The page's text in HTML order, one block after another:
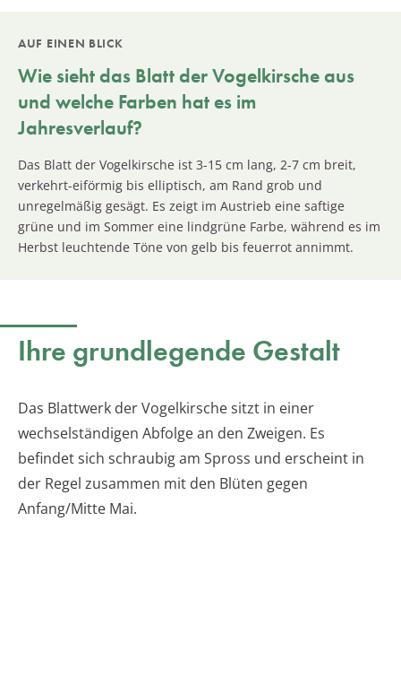
AUF EINEN BLICK
Wie sieht das Blatt derVogelkirscheaus
und welche Farben hat es im
Jahresverlauf?
Das Blatt der Vogelkirsche ist 3-15 cm lang, 2-7 cm breit,
verkehrt-eiförmig bis elliptisch, am Rand grob und
unregelmäßig gesägt. Es zeigt im Austrieb eine saftige
grüne und im Sommer eine lindgrüne Farbe, während es im
Herbst leuchtende Töne von gelb bis feuerrot annimmt.
Ihre grundlegende Gestalt
Das Blattwerk der Vogelkirsche sitzt in einer
wechselständigen Abfolge an den Zweigen. Es
befindet sich schraubig am Spross und erscheint in
der Regel zusammen mit den Blüten gegen
Anfang/Mitte Mai.